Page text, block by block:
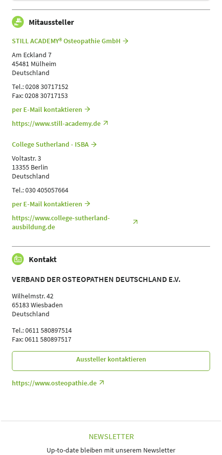
10.05.2025 | 14:00 - 14:30
D.O. (D) Fabian Severin (Still Academy)
Deutsch
Themen
Sprachtherapeuten | Masseure und med. Bademeister |
Physiotherapeuten | Podologen | Sporttherapeuten |
Sportwissenschaftler | Trainer, Übungsleiter Reha-und
Mitaussteller
STILL ACADEMY® Osteopathie GmbH
Am Eckland 7
45481 Mülheim
Deutschland
Tel.: 0208 30717152
Fax: 0208 30717153
per E-Mail kontaktieren
https://www.still-academy.de
College Sutherland - ISBA
Voltastr. 3
13355 Berlin
Deutschland
Tel.: 030 405057664
per E-Mail kontaktieren
https://www.college-sutherland-
ausbildung.de
Kontakt
VERBAND DER OSTEOPATHEN DEUTSCHLAND E.V.
Wilhelmstr. 42
65183 Wiesbaden
Deutschland
Tel.: 0611 580897514
Fax: 0611 580897517
Aussteller kontaktieren
https://www.osteopathie.de
NEWSLETTER
Up-to-date bleiben mit unserem Newsletter